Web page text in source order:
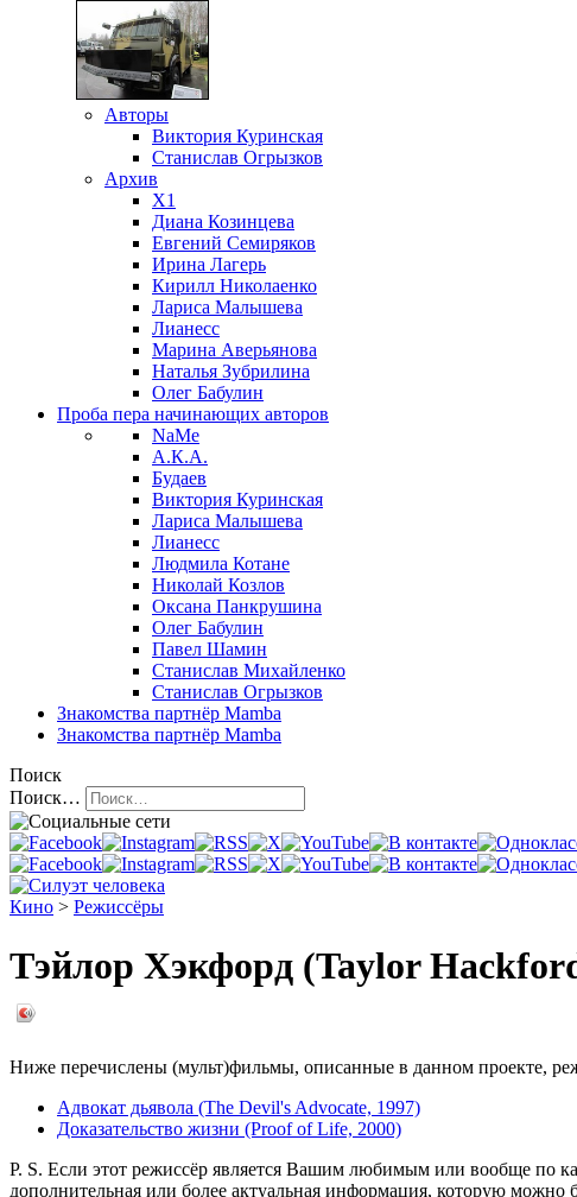
Авторы
Виктория Куринская
Станислав Огрызков
Архив
X1
Диана Козинцева
Евгений Семиряков
Ирина Лагерь
Кирилл Николаенко
Лариса Малышева
Лианесс
Марина Аверьянова
Наталья Зубрилина
Олег Бабулин
Проба пера начинающих авторов
NaMe
А.К.А.
Будаев
Виктория Куринская
Лариса Малышева
Лианесс
Людмила Котане
Николай Козлов
Оксана Панкрушина
Олег Бабулин
Павел Шамин
Станислав Михайленко
Станислав Огрызков
Знакомства партнёр Mamba
Знакомства партнёр Mamba
Поиск
Поиск…
Кино > Режиссёры
Тэйлор Хэкфорд (Taylor
Ниже перечислены (мульт)фильмы, описанные в данном проекте,
Адвокат дьявола (The Devil's Advocate, 1997)
Доказательство жизни (Proof of Life, 2000)
P. S. Если этот режиссёр является Вашим любимым или вообще по
дополнительная или более актуальная информация, которую